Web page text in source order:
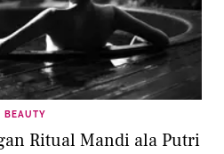
BEAUTY
Ritual Mandi ala Putri